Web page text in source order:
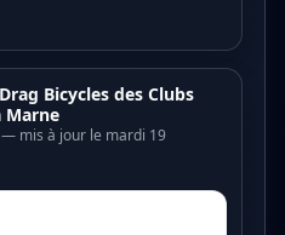
Bicycles des Clubs
Marne
mis à jour le mardi 19